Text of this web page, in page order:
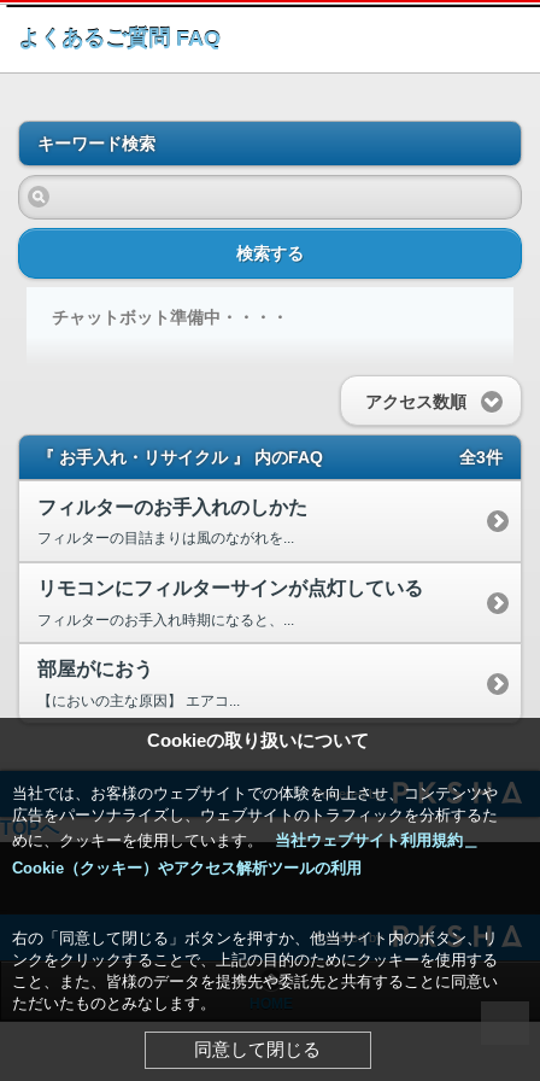
このページの本文へ
よくあるご質問 FAQ
Cookieの取り扱いについて
当社では、お客様のウェブサイトでの体験を向上させ、コンテンツや
広告をパーソナライズし、ウェブサイトのトラフィックを分析するた
めに、クッキーを使用しています。 当社ウェブサイト利用規約＿
Cookie（クッキー）やアクセス解析ツールの利用
右の「同意して閉じる」ボタンを押すか、他当サイト内のボタン、リ
ンクをクリックすることで、上記の目的のためにクッキーを使用する
こと、また、皆様のデータを提携先や委託先と共有することに同意い
ただいたものとみなします。
同意して閉じる
キーワード検索
検索する
チャットボット準備中・・・・
アクセス数順
『 お手入れ・リサイクル 』 内のFAQ 全3件
フィルターのお手入れのしかた
フィルターの目詰まりは風のながれを...
リモコンにフィルターサインが点灯している
フィルターのお手入れ時期になると、...
部屋がにおう
【においの主な原因】 エアコ...
Powered by
TOPへ
Powered by
HOME